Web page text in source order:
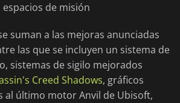
espacios de misión
suman a las mejoras anunciadas
las que se incluyen un sistema de
sistemas de sigilo mejorados
Creed Shadows, gráficos
al último motor Anvil de Ubisoft,